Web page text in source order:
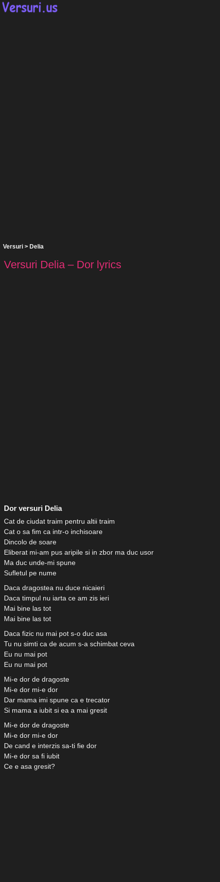
Versuri > Delia
Versuri Delia – Dor lyrics
Dor versuri Delia
Cat de ciudat traim pentru altii traim
Cat o sa fim ca intr-o inchisoare
Dincolo de soare
Eliberat mi-am pus aripile si in zbor ma duc usor
Ma duc unde-mi spune
Sufletul pe nume
Daca dragostea nu duce nicaieri
Daca timpul nu iarta ce am zis ieri
Mai bine las tot
Mai bine las tot
Daca fizic nu mai pot s-o duc asa
Tu nu simti ca de acum s-a schimbat ceva
Eu nu mai pot
Eu nu mai pot
Mi-e dor de dragoste
Mi-e dor mi-e dor
Dar mama imi spune ca e trecator
Si mama a iubit si ea a mai gresit
Mi-e dor de dragoste
Mi-e dor mi-e dor
De cand e interzis sa-ti fie dor
Mi-e dor sa fi iubit
Ce e asa gresit?